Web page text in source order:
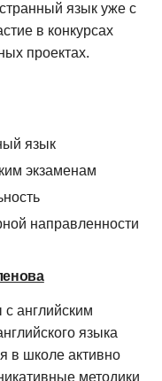
язык уже с
в конкурсах
проектах.
язык
экзаменам
направленности
английским
языка
в школе активно
методики